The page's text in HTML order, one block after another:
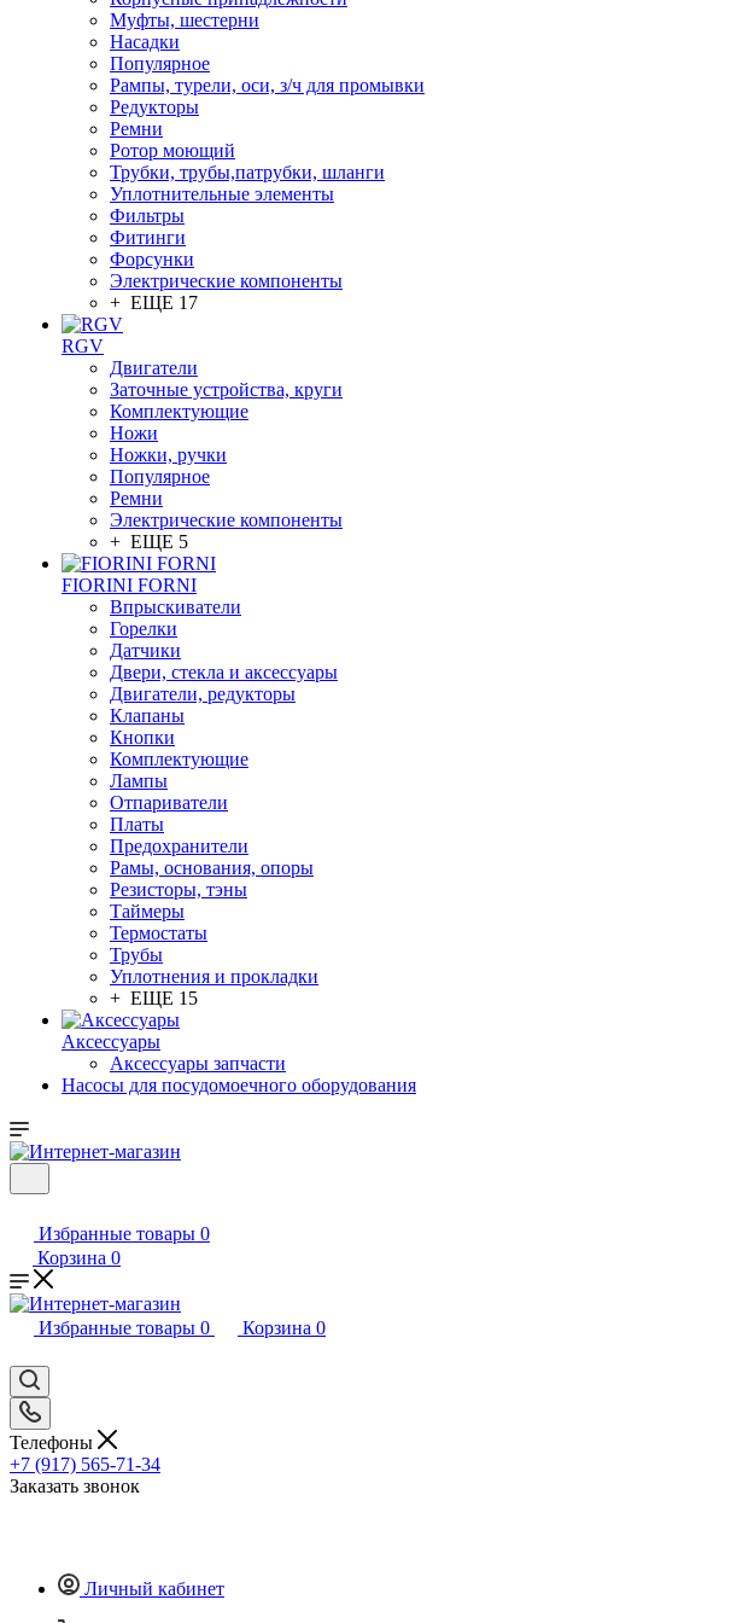
Муфты, шестерни
Насадки
Популярное
Рампы, турели, оси, з/ч для промывки
Редукторы
Ремни
Ротор моющий
Трубки, трубы,патрубки, шланги
Уплотнительные элементы
Фильтры
Фитинги
Форсунки
Электрические компоненты
+ ЕЩЕ 17
RGV
Двигатели
Заточные устройства, круги
Комплектующие
Ножи
Ножки, ручки
Популярное
Ремни
Электрические компоненты
+ ЕЩЕ 5
FIORINI FORNI
Впрыскиватели
Горелки
Датчики
Двери, стекла и аксессуары
Двигатели, редукторы
Клапаны
Кнопки
Комплектующие
Лампы
Отпариватели
Платы
Предохранители
Рамы, основания, опоры
Резисторы, тэны
Таймеры
Термостаты
Трубы
Уплотнения и прокладки
+ ЕЩЕ 15
Аксессуары
Аксессуары запчасти
Насосы для посудомоечного оборудования
Избранные товары 0
Корзина 0
Избранные товары 0 Корзина 0
Телефоны
+7 (917) 565-71-34
Заказать звонок
Личный кабинет